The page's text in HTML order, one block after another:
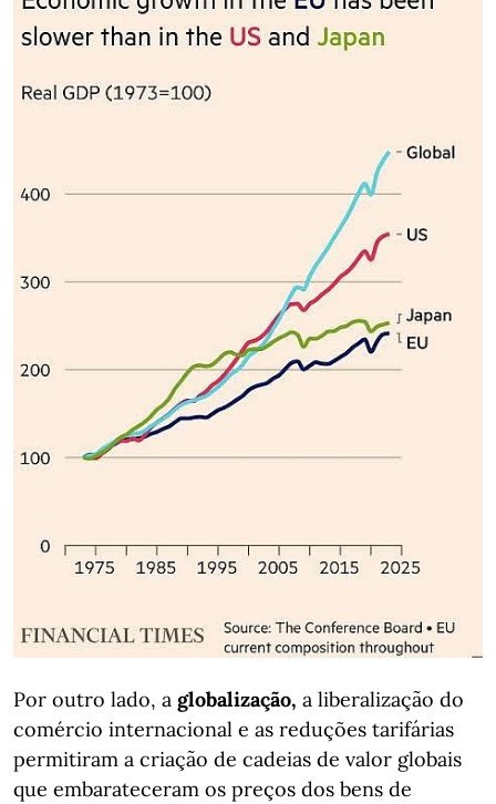
Por outro lado, a globalização, a liberalização do
comércio internacional e as reduções tarifárias
permitiram a criação de cadeias de valor globais
que embarateceram os preços dos bens de